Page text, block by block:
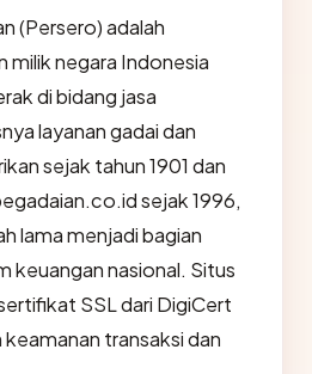
(Persero) adalah
milik negara Indonesia
di bidang jasa
layanan gadai dan
sejak tahun 1901 dan
sejak 1996,
lama menjadi bagian
keuangan nasional. Situs
SSL dari DigiCert
transaksi dan